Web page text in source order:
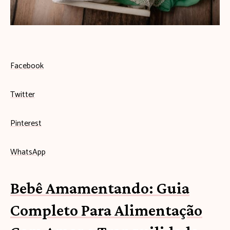
s
e
b
e
ê
c
m
e
ç
Facebook
Twitter
Pinterest
WhatsApp
Bebê Amamentando: Guia
Completo Para Alimentação